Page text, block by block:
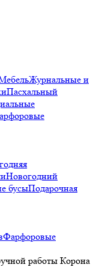
Журнальные и
Пасхальный
Новогодний
бусыПодарочная
Фарфоровые
работы Корона